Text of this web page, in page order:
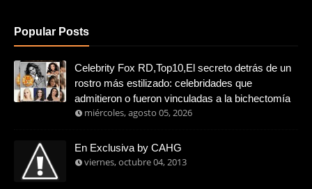
Popular Posts
Celebrity Fox RD,Top10,El secreto detrás de un
rostro más estilizado: celebridades que
admitieron o fueron vinculadas a la bichectomía
miércoles, agosto 05, 2026
En Exclusiva by CAHG
viernes, octubre 04, 2013